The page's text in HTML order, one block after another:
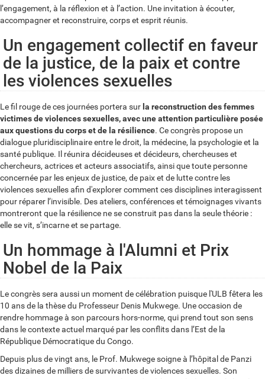
l’engagement, à la réflexion et à l’action. Une invitation à écouter,
accompagner et reconstruire, corps et esprit réunis.
Un engagement collectif en faveur
de la justice, de la paix et contre
les violences sexuelles
Le fil rouge de ces journées portera sur la reconstruction des femmes
victimes de violences sexuelles, avec une attention particulière posée
aux questions du corps et de la résilience. Ce congrès propose un
dialogue pluridisciplinaire entre le droit, la médecine, la psychologie et la
santé publique. Il réunira décideuses et décideurs, chercheuses et
chercheurs, actrices et acteurs associatifs, ainsi que toute personne
concernée par les enjeux de justice, de paix et de lutte contre les
violences sexuelles afin d'explorer comment ces disciplines interagissent
pour réparer l’invisible. Des ateliers, conférences et témoignages vivants
montreront que la résilience ne se construit pas dans la seule théorie :
elle se vit, s’incarne et se partage.
Un hommage à l'Alumni et Prix
Nobel de la Paix
Le congrès sera aussi un moment de célébration puisque l'ULB fêtera les
10 ans de la thèse du Professeur Denis Mukwege. Une occasion de
rendre hommage à son parcours hors-norme, qui prend tout son sens
dans le contexte actuel marqué par les conflits dans l’Est de la
République Démocratique du Congo.
Depuis plus de vingt ans, le Prof. Mukwege soigne à l’hôpital de Panzi
des dizaines de milliers de survivantes de violences sexuelles. Son